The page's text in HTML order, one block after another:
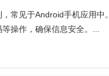
常见于Android手机应用
操作，确保信息安全。...